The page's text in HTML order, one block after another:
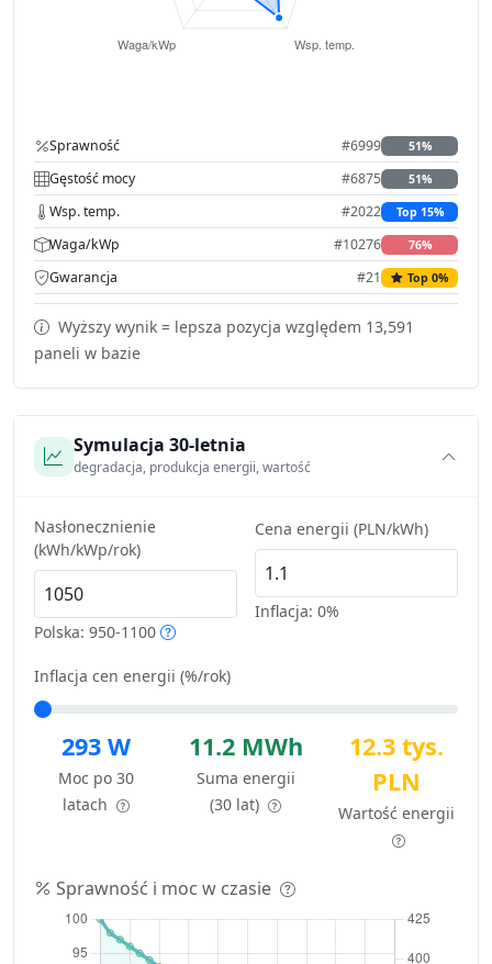
Sprawność #6999 51%
Gęstość mocy #6875 51%
Wsp. temp. #2022 Top 15%
Waga/kWp #10276 76%
Gwarancja #21 Top 0%
Wyższy wynik = lepsza pozycja względem 13,591
paneli w bazie
Symulacja 30-letnia
degradacja, produkcja energii, wartość
Nasłonecznienie
(kWh/kWp/rok)
Polska: 950-1100
Cena energii (PLN/kWh)
Inflacja: 0%
Inflacja cen energii (%/rok)
293 W
Moc po 30
latach
11.2 MWh
Suma energii
(30 lat)
12.3 tys.
PLN
Wartość energii
Sprawność i moc w czasie